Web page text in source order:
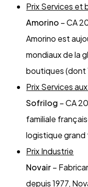
Prix Services et
Amorino – CA
Amorino est
mondiaux de la
boutiques (dont
Prix Services
Sofrilog – CA
familiale
logistique grand
Prix Industrie
Novair–
depuis 1977,